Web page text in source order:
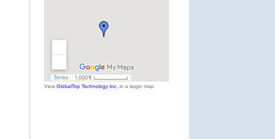
View GlobalTop Technology Inc. in a larger map